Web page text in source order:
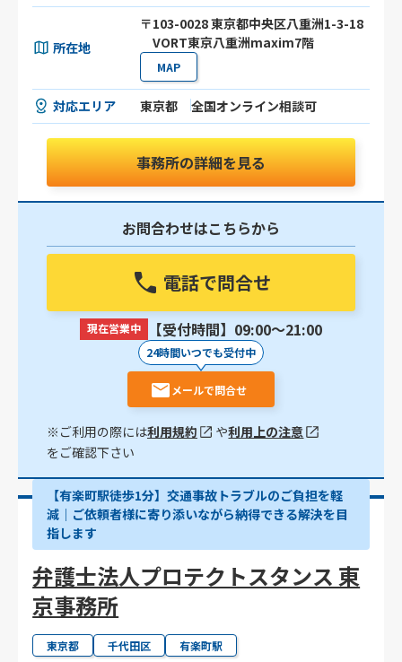
所在地
〒103-0028 東京都中央区八重洲1-3-18
VORT東京八重洲maxim7階
MAP
対応エリア 東京都 全国オンライン相談可
事務所の詳細を見る
お問合わせはこちらから
電話で問合せ
現在営業中 【受付時間】09:00〜21:00
24時間いつでも受付中
メールで問合せ
※ご利用の際には利用規約 や利用上の注意
をご確認下さい
【有楽町駅徒歩1分】交通事故トラブルのご負担を軽
減｜ご依頼者様に寄り添いながら納得できる解決を目
指します
弁護士法人プロテクトスタンス 東
京事務所
東京都 千代田区 有楽町駅